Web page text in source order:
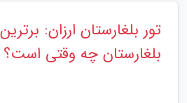
تور بلغارستان ارزان:
بلغارستان چه وقتی است؟